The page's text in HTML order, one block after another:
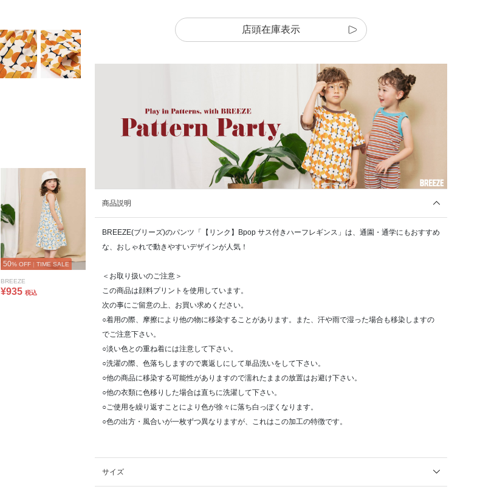
50% OFF | TIME SALE
BREEZE
¥935 税込
店頭在庫表示
商品説明
BREEZE(ブリーズ)のパンツ「【リンク】Bpop サス付きハーフレギンス」は、通園・通学にもおすすめ
な、おしゃれで動きやすいデザインが人気！
＜お取り扱いのご注意＞
この商品は顔料プリントを使用しています。
次の事にご留意の上、お買い求めください。
○着用の際、摩擦により他の物に移染することがあります。また、汗や雨で湿った場合も移染しますの
でご注意下さい。
○淡い色との重ね着には注意して下さい。
○洗濯の際、色落ちしますので裏返しにして単品洗いをして下さい。
○他の商品に移染する可能性がありますので濡れたままの放置はお避け下さい。
○他の衣類に色移りした場合は直ちに洗濯して下さい。
○ご使用を繰り返すことにより色が徐々に落ち白っぽくなります。
○色の出方・風合いが一枚ずつ異なりますが、これはこの加工の特徴です。
サイズ